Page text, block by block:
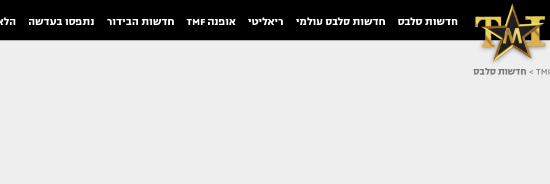
חדשות סלבס חדשות סלבס עולמי ריאליטי אופנה TMF חדשות הבידור נתפסו בעדשה
TMI
> חדשות סלבס